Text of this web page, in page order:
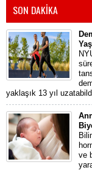
SON DAKİKA
yaklaşık 13 yıl
ve